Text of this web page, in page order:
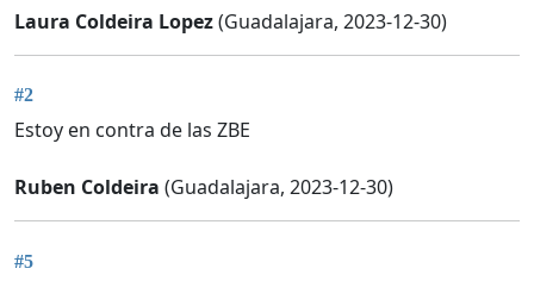
Laura Coldeira Lopez(Guadalajara, 2023-12-30)
#2
Estoy en contra de las ZBE
Ruben Coldeira (Guadalajara, 2023-12-30)
#5